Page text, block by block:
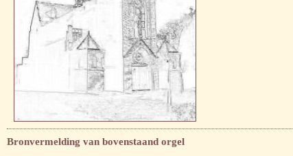
Bronvermelding van bovenstaand orgel